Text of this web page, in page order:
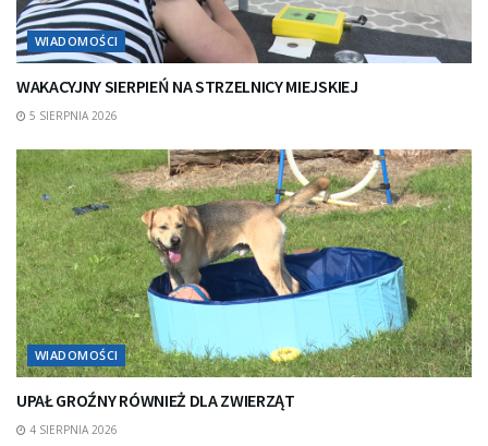
WIADOMOŚCI
WAKACYJNY SIERPIEŃ NA STRZELNICY MIEJSKIEJ
5 SIERPNIA 2026
WIADOMOŚCI
UPAŁ GROŹNY RÓWNIEŻ DLA ZWIERZĄT
4 SIERPNIA 2026